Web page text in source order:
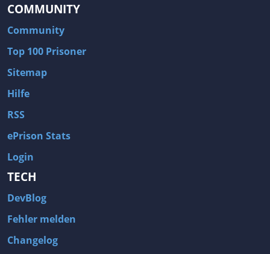
COMMUNITY
Community
Top 100 Prisoner
Sitemap
Hilfe
RSS
ePrison Stats
Login
TECH
DevBlog
Fehler melden
Changelog